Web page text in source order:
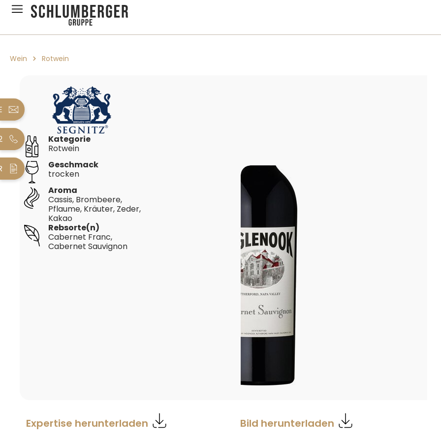
Zur Hauptnavigation springen
Wein Rotwein
Geschmack
trocken
Aroma
Cassis, Brombeere,
Pflaume, Kräuter, Zeder,
Kakao
Kategorie
Rotwein
Rebsorte(n)
Cabernet Franc,
Cabernet Sauvignon
Expertise herunterladen Bild herunterladen